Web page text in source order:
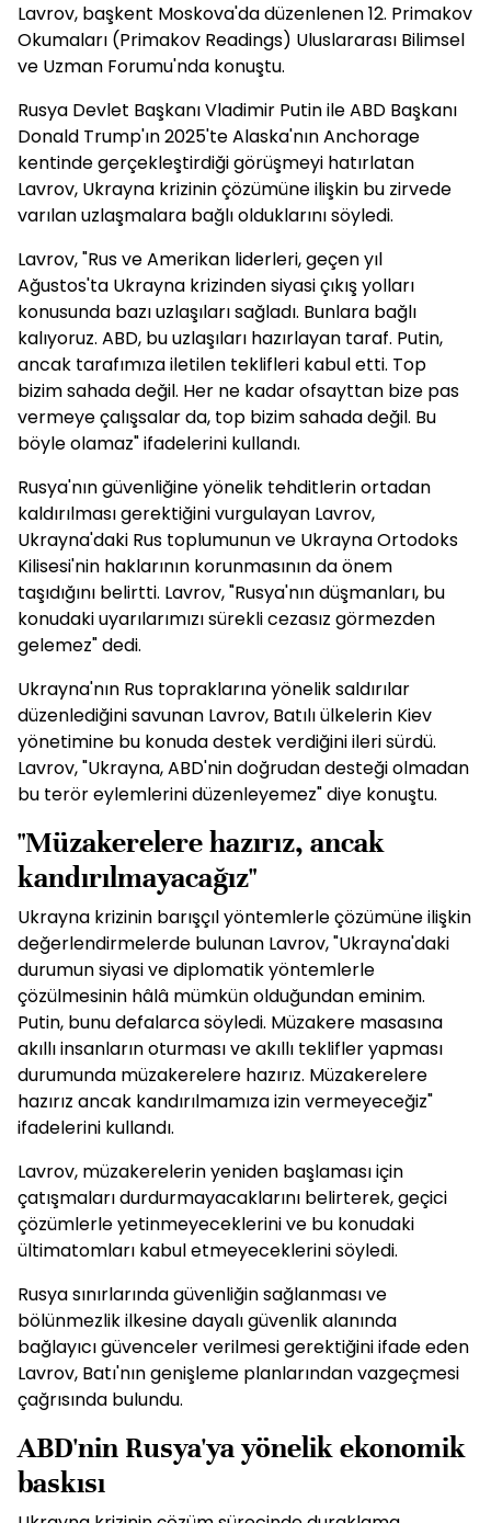
Lavrov, başkent Moskova'da düzenlenen 12. Primakov
Okumaları (Primakov Readings) Uluslararası Bilimsel
ve Uzman Forumu'nda konuştu.
Rusya Devlet Başkanı Vladimir Putin ile ABD Başkanı
Donald Trump'ın 2025'te Alaska'nın Anchorage
kentinde gerçekleştirdiği görüşmeyi hatırlatan
Lavrov, Ukrayna krizinin çözümüne ilişkin bu zirvede
varılan uzlaşmalara bağlı olduklarını söyledi.
Lavrov, "Rus ve Amerikan liderleri, geçen yıl
Ağustos'ta Ukrayna krizinden siyasi çıkış yolları
konusunda bazı uzlaşıları sağladı. Bunlara bağlı
kalıyoruz. ABD, bu uzlaşıları hazırlayan taraf. Putin,
ancak tarafımıza iletilen teklifleri kabul etti. Top
bizim sahada değil. Her ne kadar ofsayttan bize pas
vermeye çalışsalar da, top bizim sahada değil. Bu
böyle olamaz" ifadelerini kullandı.
Rusya'nın güvenliğine yönelik tehditlerin ortadan
kaldırılması gerektiğini vurgulayan Lavrov,
Ukrayna'daki Rus toplumunun ve Ukrayna Ortodoks
Kilisesi'nin haklarının korunmasının da önem
taşıdığını belirtti. Lavrov, "Rusya'nın düşmanları, bu
konudaki uyarılarımızı sürekli cezasız görmezden
gelemez" dedi.
Ukrayna'nın Rus topraklarına yönelik saldırılar
düzenlediğini savunan Lavrov, Batılı ülkelerin Kiev
yönetimine bu konuda destek verdiğini ileri sürdü.
Lavrov, "Ukrayna, ABD'nin doğrudan desteği olmadan
bu terör eylemlerini düzenleyemez" diye konuştu.
"Müzakerelere hazırız, ancak
kandırılmayacağız"
Ukrayna krizinin barışçıl yöntemlerle çözümüne ilişkin
değerlendirmelerde bulunan Lavrov, "Ukrayna'daki
durumun siyasi ve diplomatik yöntemlerle
çözülmesinin hâlâ mümkün olduğundan eminim.
Putin, bunu defalarca söyledi. Müzakere masasına
akıllı insanların oturması ve akıllı teklifler yapması
durumunda müzakerelere hazırız. Müzakerelere
hazırız ancak kandırılmamıza izin vermeyeceğiz"
ifadelerini kullandı.
Lavrov, müzakerelerin yeniden başlaması için
çatışmaları durdurmayacaklarını belirterek, geçici
çözümlerle yetinmeyeceklerini ve bu konudaki
ültimatomları kabul etmeyeceklerini söyledi.
Rusya sınırlarında güvenliğin sağlanması ve
bölünmezlik ilkesine dayalı güvenlik alanında
bağlayıcı güvenceler verilmesi gerektiğini ifade eden
Lavrov, Batı'nın genişleme planlarından vazgeçmesi
çağrısında bulundu.
ABD'nin Rusya'ya yönelik ekonomik
baskısı